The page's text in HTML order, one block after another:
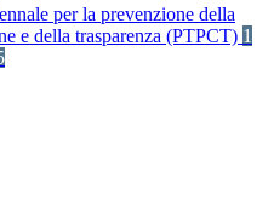
per la prevenzione della
e della trasparenza (PTPCT) 1